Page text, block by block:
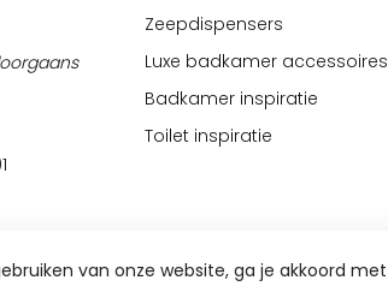
Zeepdispensers
Luxe badkamer accessoires
Badkamer inspiratie
Toilet inspiratie
van onze website, ga je akkoord